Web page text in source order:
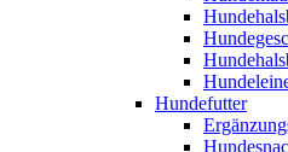
Hundefutter